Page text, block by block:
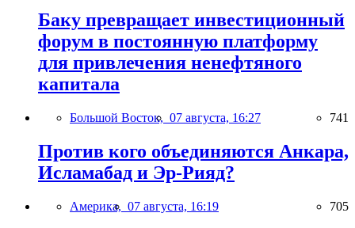
Баку превращает инвестиционный
форум в постоянную платформу
для привлечения ненефтяного
капитала
Большой Восток, 07 августа, 16:27 741
Против кого объединяются Анкара,
Исламабад и Эр-Рияд?
Америка, 07 августа, 16:19 705